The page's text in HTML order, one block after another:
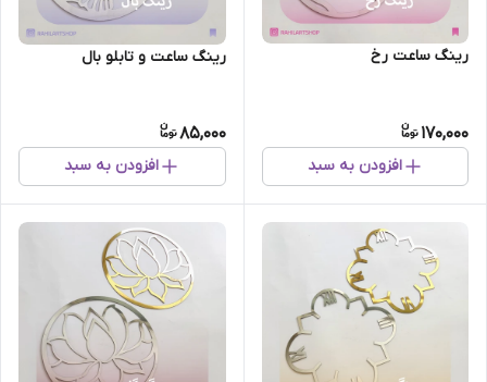
رینگ ساعت رخ
170,000
افزودن به سبد
رینگ ساعت و تابلو بال
85,000
افزودن به سبد